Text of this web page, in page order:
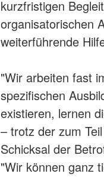
kurzfristigen
organisatorischen
weiterführende
"Wir arbeiten fast
spezifischen
existieren, lernen
– trotz der zum
Schicksal der
"Wir können ganz